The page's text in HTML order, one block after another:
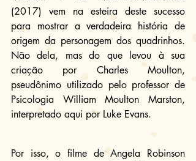
(2017) vem na esteira deste sucesso
para mostrar a verdadeira história de
origem da personagem dos quadrinhos.
Não dela, mas do que levou à sua
criação por Charles Moulton,
pseudônimo utilizado pelo professor de
Psicologia William Moulton Marston,
interpretado aqui por Luke Evans.
Por isso, o filme de Angela Robinson